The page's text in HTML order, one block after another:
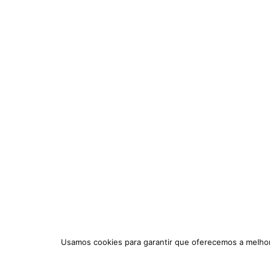
Usamos cookies para garantir que oferecemos a